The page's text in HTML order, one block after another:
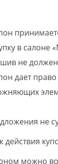
в салоне
не должен
дает
не
действия
можно